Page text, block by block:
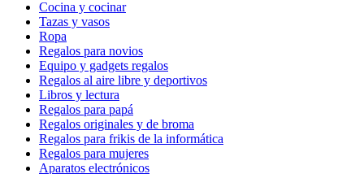
Cocina y cocinar
Tazas y vasos
Ropa
Regalos para novios
Equipo y gadgets regalos
Regalos al aire libre y deportivos
Libros y lectura
Regalos para papá
Regalos originales y de broma
Regalos para frikis de la informática
Regalos para mujeres
Aparatos electrónicos